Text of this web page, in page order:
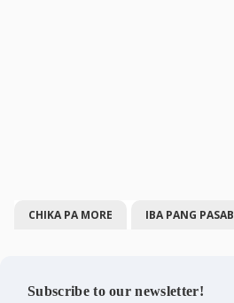
CHIKA PA MORE IBA PANG
Subscribe to our newsletter!